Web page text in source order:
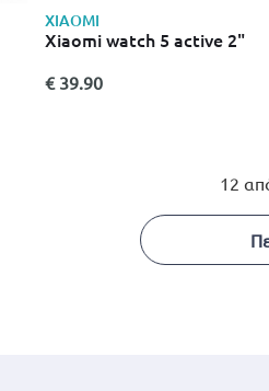
XIAOMI
Xiaomi watch 5 active 2"
€ 39.90
12